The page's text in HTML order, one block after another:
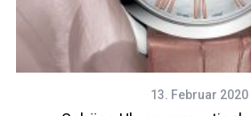
13. Februar 2020